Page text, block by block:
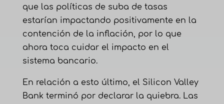
que las políticas de suba de tasas
estarían impactando positivamente en la
contención de la inflación, por lo que
ahora toca cuidar el impacto en el
sistema bancario.
En relación a esto último, el Silicon Valley
Bank terminó por declarar la quiebra. Las